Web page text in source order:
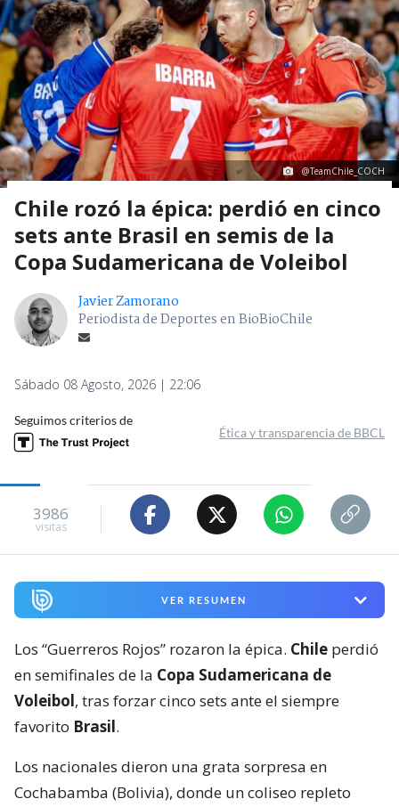
@TeamChile_COCH
Chile rozó la épica: perdió en cinco
sets ante Brasil en semis de la
Copa Sudamericana de Voleibol
Javier Zamorano
Periodista de Deportes en BioBioChile
Sábado 08 Agosto, 2026 | 22:06
Seguimos criterios de
Ética y transparencia de BBCL
3986
visitas
VER RESUMEN
Los “Guerreros Rojos” rozaron la épica. Chile perdió
en semifinales de la Copa Sudamericana de
Voleibol, tras forzar cinco sets ante el siempre
favorito Brasil.
Los nacionales dieron una grata sorpresa en
Cochabamba (Bolivia), donde un coliseo repleto